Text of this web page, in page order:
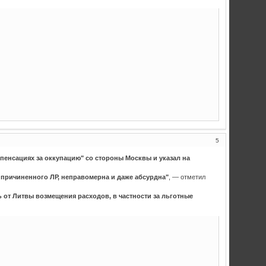
5
за оккупацию" со стороны Москвы и указал на
ЛР, неправомерна и даже абсурдна" , — отметил
Литвы возмещения расходов, в частности за льготные